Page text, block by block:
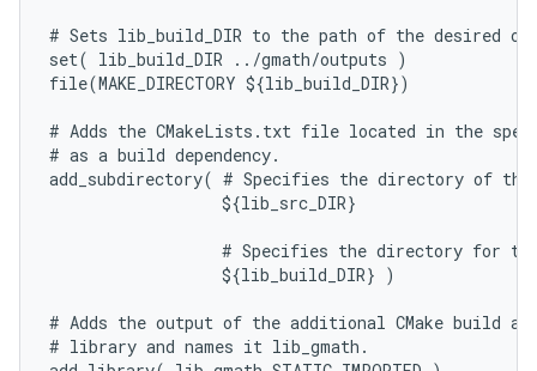
# Sets lib_build_DIR to the path of the desired
set( lib_build_DIR ../gmath/outputs )
file(MAKE_DIRECTORY ${lib_build_DIR})
# Adds the CMakeLists.txt file located in the
# as a build dependency.
add_subdirectory( # Specifies the directory of
                  ${lib_src_DIR}
# Specifies the directory for
                  ${lib_build_DIR} )
# Adds the output of the additional CMake build
# library and names it lib_gmath.